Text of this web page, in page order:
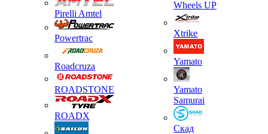
Pirelli Amtel
Powertrac
Roadcruza
ROADSTONE
ROADX
Wheels UP
Xtrike
Yamato
Yamato
Samurai
Скад